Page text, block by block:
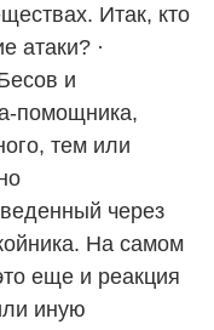
Итак, кто
атаки? ·
и
помощника,
тем или
через
На самом
еще и реакция
иную